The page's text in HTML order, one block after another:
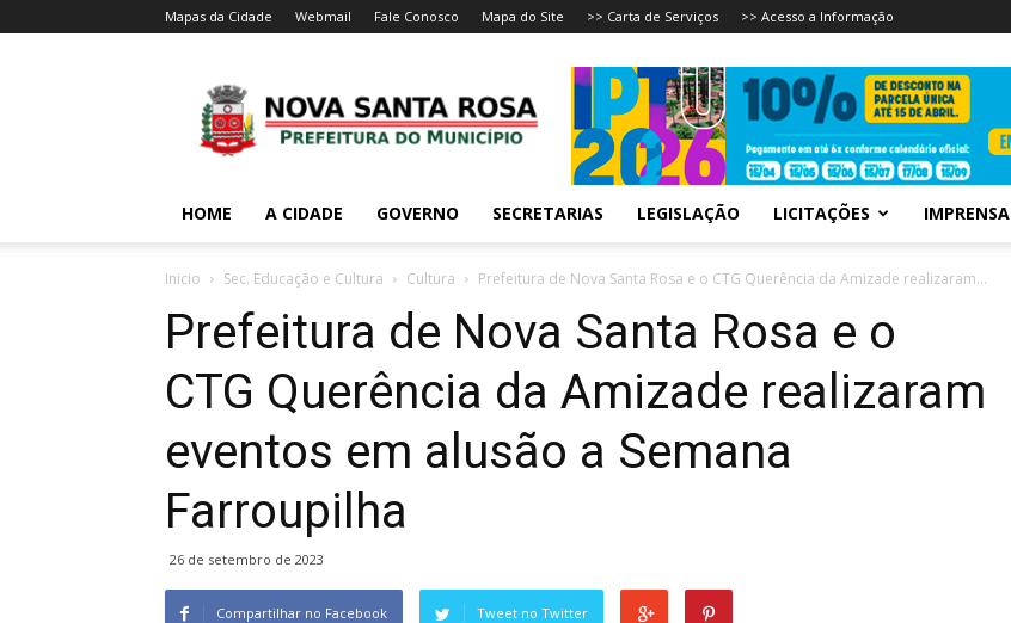
Mapas da Cidade Webmail Fale Conosco Mapa do Site >> Carta de Serviços >> Acesso a Informação
HOME A CIDADE GOVERNO SECRETARIAS LEGISLAÇÃO LICITAÇÕES IMPRENSA
Inicio Sec. Educação e Cultura Cultura Prefeitura de Nova Santa Rosa e o CTG Querência da Amizade realizaram...
Prefeitura de Nova Santa Rosa e o
CTG Querência da Amizade realizaram
eventos em alusão a Semana
Farroupilha
26 de setembro de 2023
Compartilhar no Facebook Tweet no Twitter